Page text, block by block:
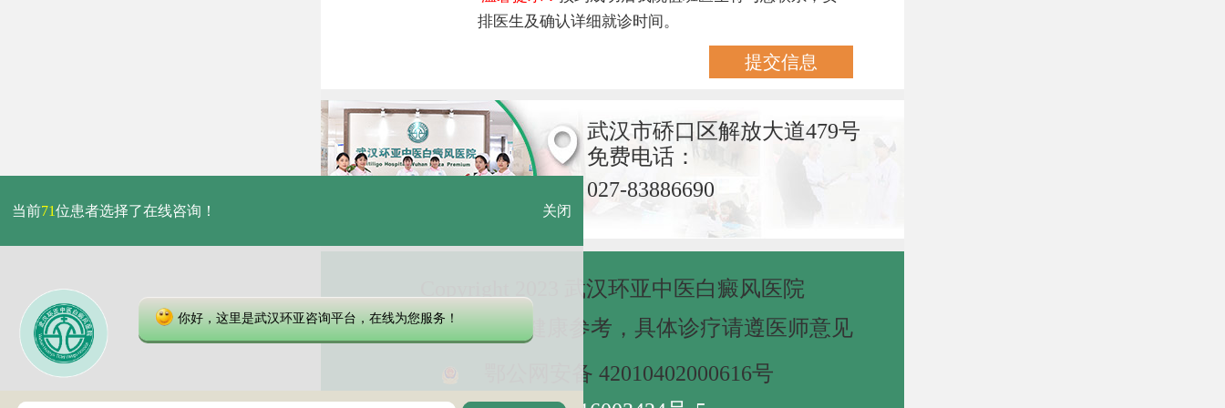
排医生及确认详细就诊时间。
武汉市硚口区解放大道479号
免费电话：
027-83886690
Copyright 2023 武汉环亚中医白癜风医院
本网站信息仅做健康参考，具体诊疗请遵医师意见
鄂公网安备 42010402000616号
当前71位患者选择了在线咨询！ 关闭
你好，这里是武汉环亚咨询平台，在线为您服务！